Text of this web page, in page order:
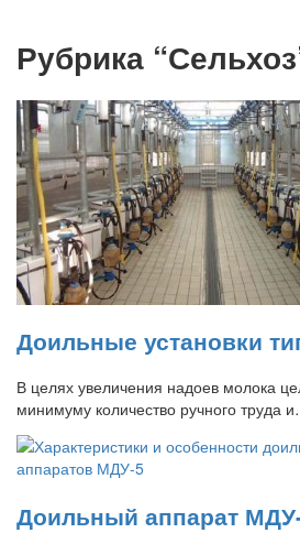
Рубрика
Доильные установки
В целях увеличения надоев молока
минимуму количество ручного труда
Доильный аппарат